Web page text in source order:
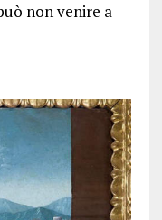
non venire a